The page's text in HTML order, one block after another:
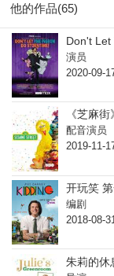
他的作品(65)
Don't
演员
2020-09-
《芝麻
配音演员
2019-11-
开玩笑
编剧
2018-08-
朱莉的休